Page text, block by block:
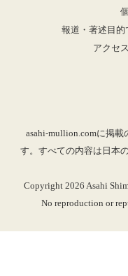
報道・著述目的
アクセ
asahi-mullion.comに掲
す。すべての内容は日本
Copyright 2026 Asahi
No reproduction or